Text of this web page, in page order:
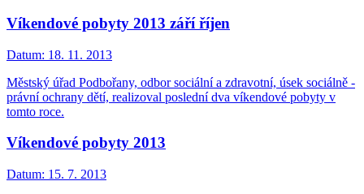
Víkendové pobyty 2013 září říjen
Datum: 18. 11. 2013
Městský úřad Podbořany, odbor sociální a zdravotní, úsek sociálně -
právní ochrany dětí, realizoval poslední dva víkendové pobyty v
tomto roce.
Víkendové pobyty 2013
Datum: 15. 7. 2013